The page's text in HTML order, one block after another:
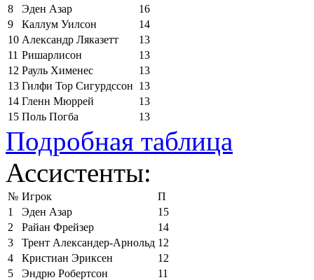
8
Эден Азар
16
9
Каллум Уилсон
14
10 Александр Ляказетт
13
11 Ришарлисон
13
12 Рауль Хименес
13
13 Гилфи Тор Сигурдссон 13
14 Гленн Мюррей
13
15 Поль Погба 13
Подробная таблица
Ассистенты:
№ Игрок
П
1
Эден Азар
15
2
Райан Фрейзер
14
3
Трент Александер-Арнольд 12
4
Кристиан Эриксен
12
5
Эндрю Робертсон
11